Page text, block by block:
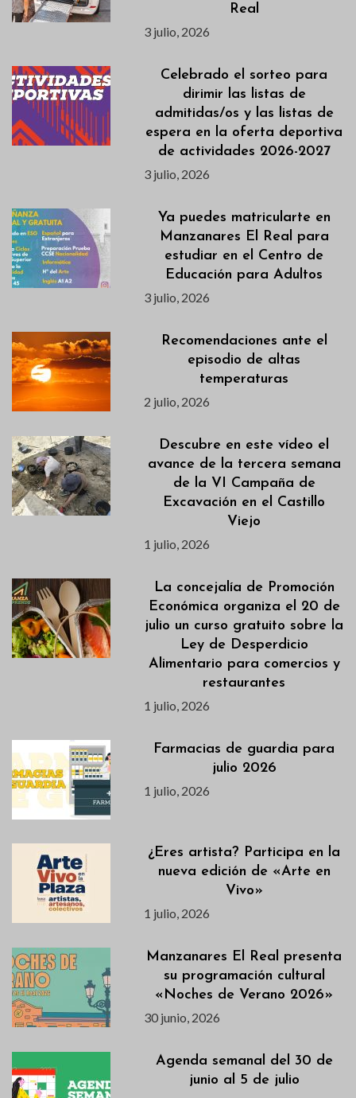
Real
3 julio, 2026
Celebrado el sorteo para
dirimir las listas de
admitidas/os y las listas de
espera en la oferta deportiva
de actividades 2026-2027
3 julio, 2026
Ya puedes matricularte en
Manzanares El Real para
estudiar en el Centro de
Educación para Adultos
3 julio, 2026
Recomendaciones ante el
episodio de altas
temperaturas
2 julio, 2026
Descubre en este vídeo el
avance de la tercera semana
de la VI Campaña de
Excavación en el Castillo
Viejo
1 julio, 2026
La concejalía de Promoción
Económica organiza el 20 de
julio un curso gratuito sobre la
Ley de Desperdicio
Alimentario para comercios y
restaurantes
1 julio, 2026
Farmacias de guardia para
julio 2026
1 julio, 2026
¿Eres artista? Participa en la
nueva edición de «Arte en
Vivo»
1 julio, 2026
Manzanares El Real presenta
su programación cultural
«Noches de Verano 2026»
30 junio, 2026
Agenda semanal del 30 de
junio al 5 de julio